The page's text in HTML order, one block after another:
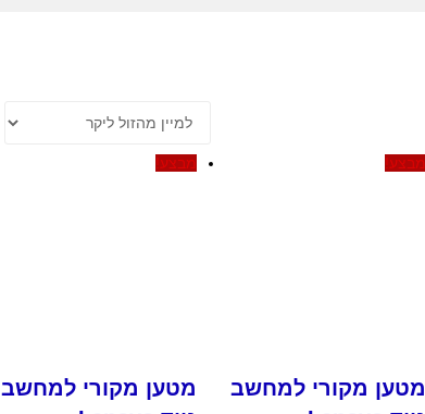
מבצע!
מטען מקורי למחשב
מבצע!
מטען מקורי למחשב